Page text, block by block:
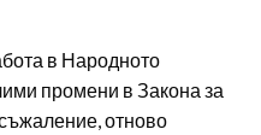
в Народното
промени в Закона за
отново